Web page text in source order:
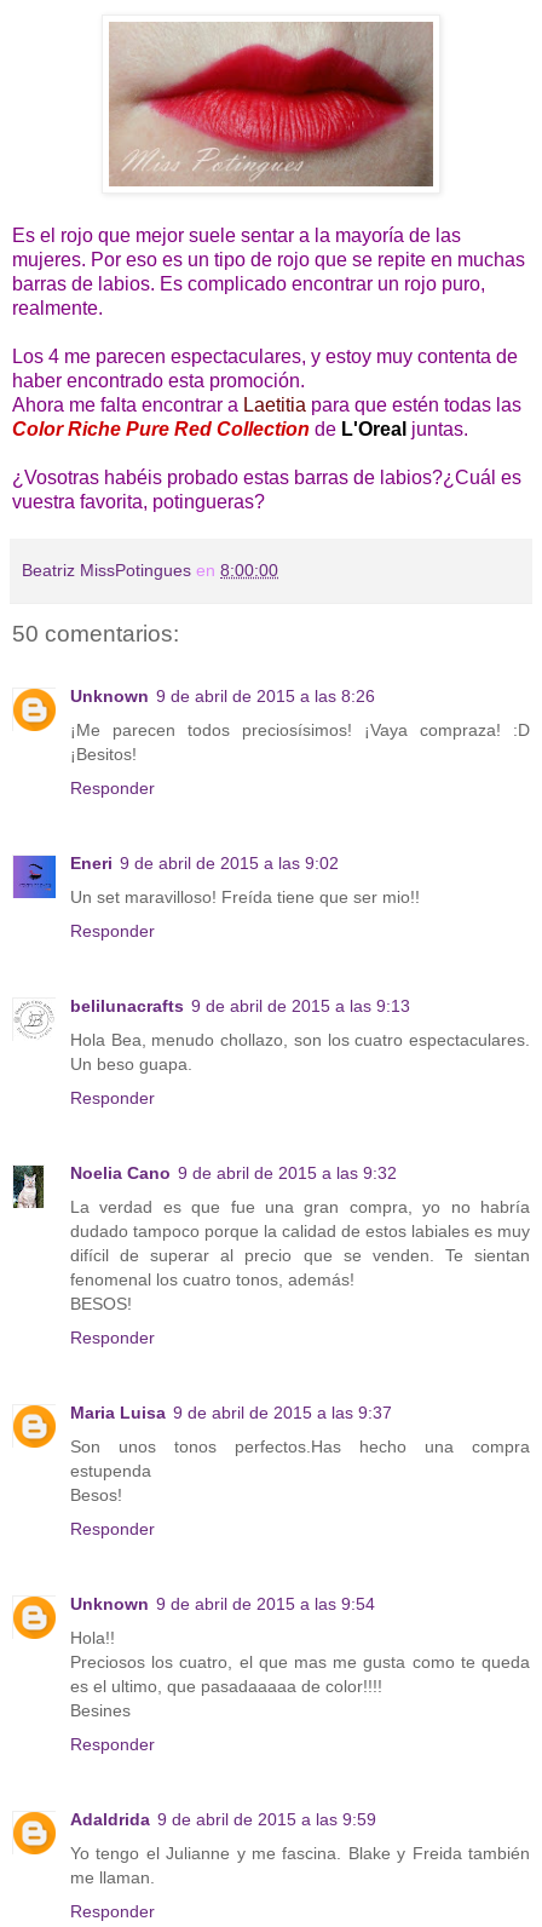
Es el rojo que mejor suele sentar a la mayoría de las
mujeres. Por eso es un tipo de rojo que se repite en muchas
barras de labios. Es complicado encontrar un rojo puro,
realmente.
Los 4 me parecen espectaculares, y estoy muy contenta de
haber encontrado esta promoción.
Ahora me falta encontrar a Laetitia para que estén todas las
Color Riche Pure Red Collection de L'Oreal juntas.
¿Vosotras habéis probado estas barras de labios?¿Cuál es
vuestra favorita, potingueras?
Beatriz MissPotingues en 8:00:00
50 comentarios:
Unknown 9 de abril de 2015 a las 8:26
¡Me parecen todos preciosísimos! ¡Vaya compraza! :D
¡Besitos!
Responder
Eneri 9 de abril de 2015 a las 9:02
Un set maravilloso! Freída tiene que ser mio!!
Responder
belilunacrafts 9 de abril de 2015 a las 9:13
Hola Bea, menudo chollazo, son los cuatro espectaculares.
Un beso guapa.
Responder
Noelia Cano 9 de abril de 2015 a las 9:32
La verdad es que fue una gran compra, yo no habría
dudado tampoco porque la calidad de estos labiales es muy
difícil de superar al precio que se venden. Te sientan
fenomenal los cuatro tonos, además!
BESOS!
Responder
Maria Luisa 9 de abril de 2015 a las 9:37
Son unos tonos perfectos.Has hecho una compra
estupenda
Besos!
Responder
Unknown 9 de abril de 2015 a las 9:54
Hola!!
Preciosos los cuatro, el que mas me gusta como te queda
es el ultimo, que pasadaaaaa de color!!!!
Besines
Responder
Adaldrida 9 de abril de 2015 a las 9:59
Yo tengo el Julianne y me fascina. Blake y Freida también
me llaman.
Responder